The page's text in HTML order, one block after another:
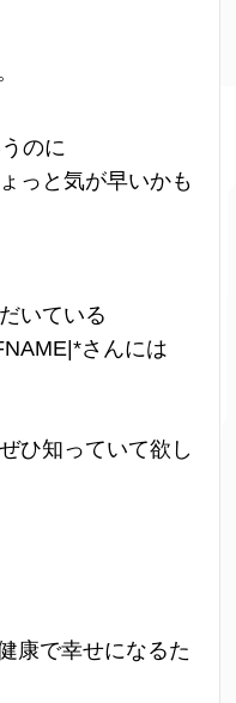
のに
っと気が早いかも
いている
さんには
ひ知っていて欲し
康で幸せになるた